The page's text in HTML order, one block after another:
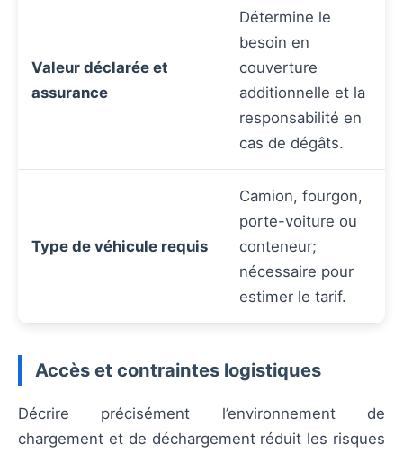
Valeur déclarée et
assurance
Détermine le
besoin en
couverture
additionnelle et la
responsabilité en
cas de dégâts.
Type de véhicule requis
Camion, fourgon,
porte-voiture ou
conteneur;
nécessaire pour
estimer le tarif.
Accès et contraintes logistiques
Décrire précisément l’environnement de
chargement et de déchargement réduit les risques